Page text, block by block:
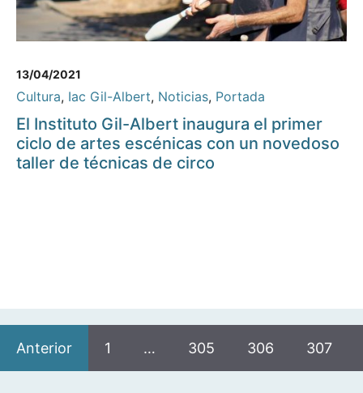
13/04/2021
Cultura, Iac Gil-Albert, Noticias, Portada
El Instituto Gil-Albert inaugura el primer
ciclo de artes escénicas con un novedoso
taller de técnicas de circo
Anterior 1 … 305 306 307